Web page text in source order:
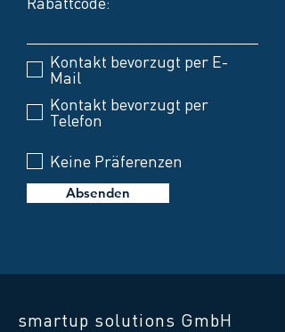
Kontakt bevorzugt per E-
Mail
Kontakt bevorzugt per
Telefon
Keine Präferenzen
Absenden
smartup solutions GmbH